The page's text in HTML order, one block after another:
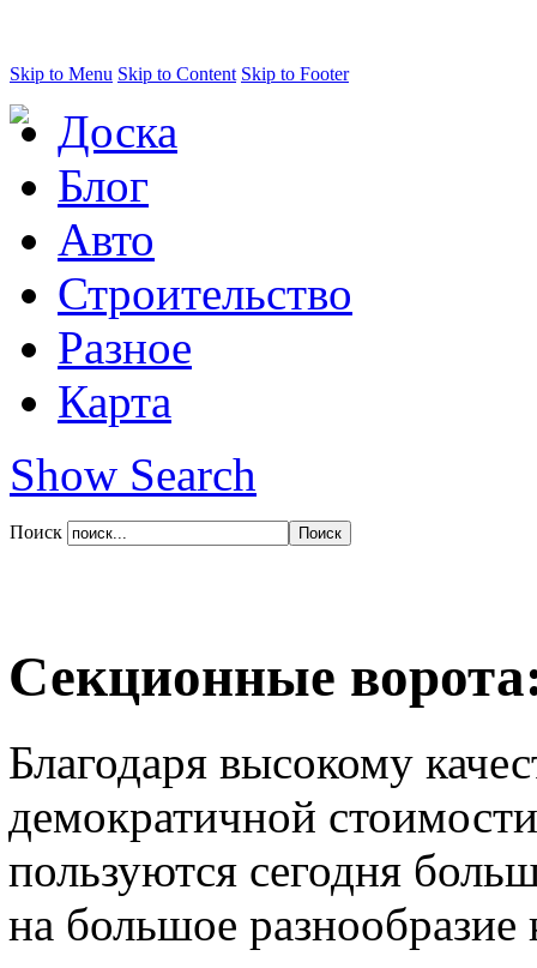
Skip to Menu Skip to Content Skip to Footer
Доска
Блог
Авто
Строительство
Разное
Карта
Show Search
Поиск
Секционные
Благодаря высокому
демократичной
пользуются сегодня
на большое